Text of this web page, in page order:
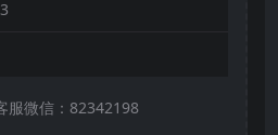
服微信：82342198